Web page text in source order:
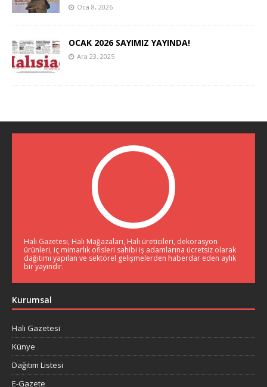
Oca 8, 2026
OCAK 2026 SAYIMIZ YAYINDA!
Ara 23, 2025
Halı Gazetesi, Halı Mağazaları, Halı üreticileri, dekorasyon
ürünleri, iç mimarlık ofisleri sahibi iş adamlarına ücretsiz olarak
dağıtımı yapılan ve sektörel gelişmelerden haberdar eden aylık
bir yayındır.
Kurumsal
Halı Gazetesi
Künye
Dağıtım Listesi
E-Gazete